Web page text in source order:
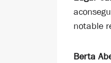
notable
Berta